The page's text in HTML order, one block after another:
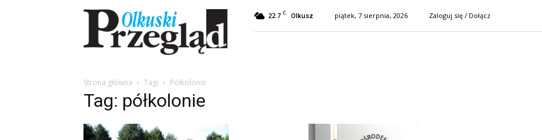
Przegląd
Olkuski
22.7 C Olkusz piątek, 7 sierpnia, 2026 Zaloguj się / Dołącz
Strona główna Tagi Półkolonie
Tag: półkolonie